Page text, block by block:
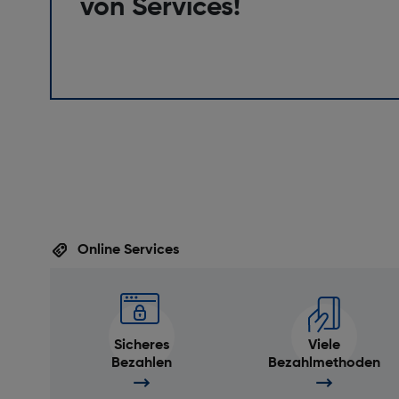
von Services!
Online Services
Sicheres
Bezahlen
Viele
Bezahlmethoden